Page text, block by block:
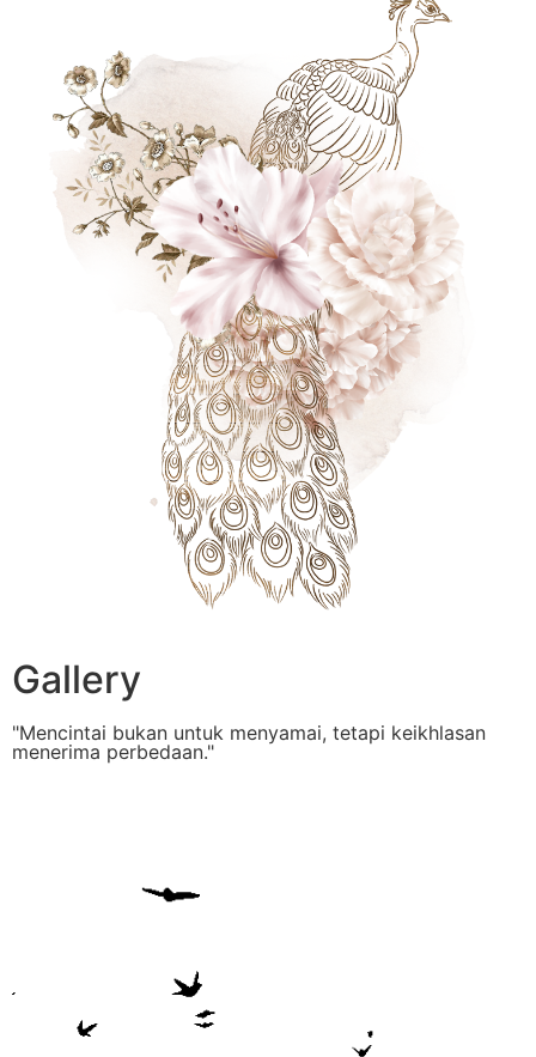
Gallery
"Mencintai bukan untuk menyamai, tetapi keikhlasan
menerima perbedaan."